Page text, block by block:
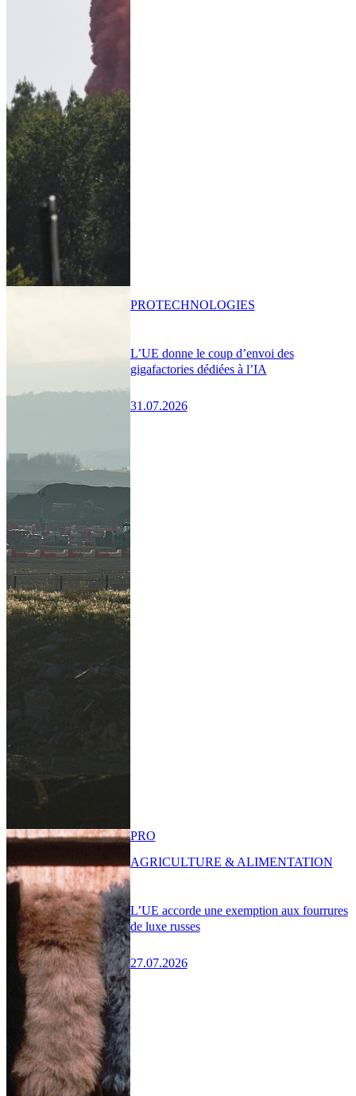
L’UE donne le coup d’envoi des
gigafactories dédiées à l’IA
31.07.2026
PROTECHNOLOGIES
L’UE accorde une exemption aux fourrures
de luxe russes
27.07.2026
PRO
AGRICULTURE & ALIMENTATION